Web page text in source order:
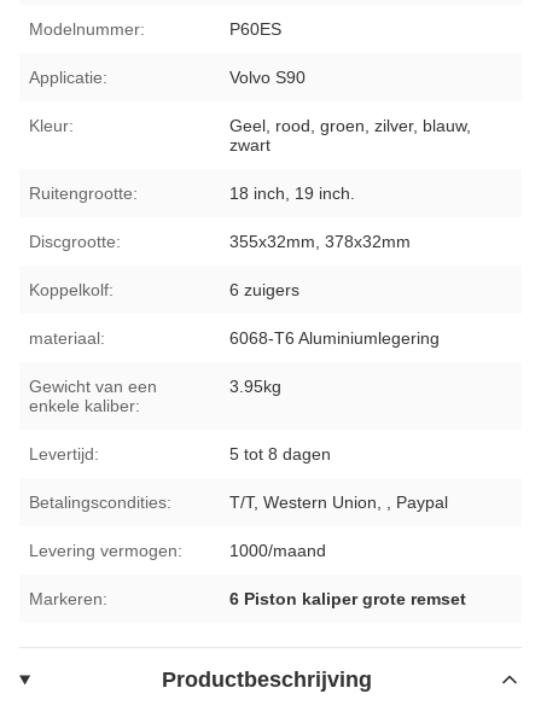
Modelnummer: P60ES
Applicatie: Volvo S90
Kleur:
Geel, rood, groen, zilver, blauw,
zwart
Ruitengrootte: 18 inch, 19 inch.
Discgrootte: 355x32mm, 378x32mm
Koppelkolf: 6 zuigers
materiaal: 6068-T6 Aluminiumlegering
Gewicht van een
enkele kaliber:
3.95kg
Levertijd: 5 tot 8 dagen
Betalingscondities: T/T, Western Union, , Paypal
Levering vermogen: 1000/maand
Markeren: 6 Piston kaliper grote remset
Productbeschrijving